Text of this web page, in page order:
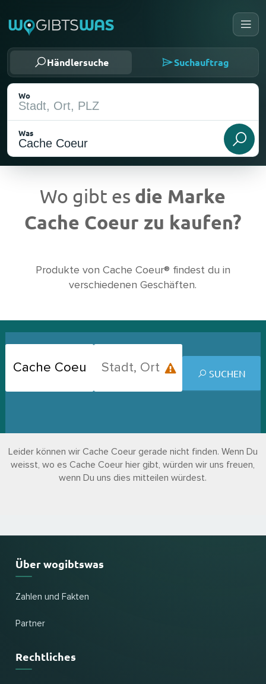
Händlersuche Suchauftrag
Wo
Was
Aktueller Standort
Wo gibt es die Marke
Cache Coeur zu kaufen?
Produkte von Cache Coeur® findest du in
verschiedenen Geschäften.
SUCHEN
Leider können wir Cache Coeur gerade nicht finden. Wenn Du
weisst, wo es Cache Coeur hier gibt, würden wir uns freuen,
wenn Du uns dies mitteilen würdest.
Über wogibtswas
Zahlen und Fakten
Partner
Rechtliches